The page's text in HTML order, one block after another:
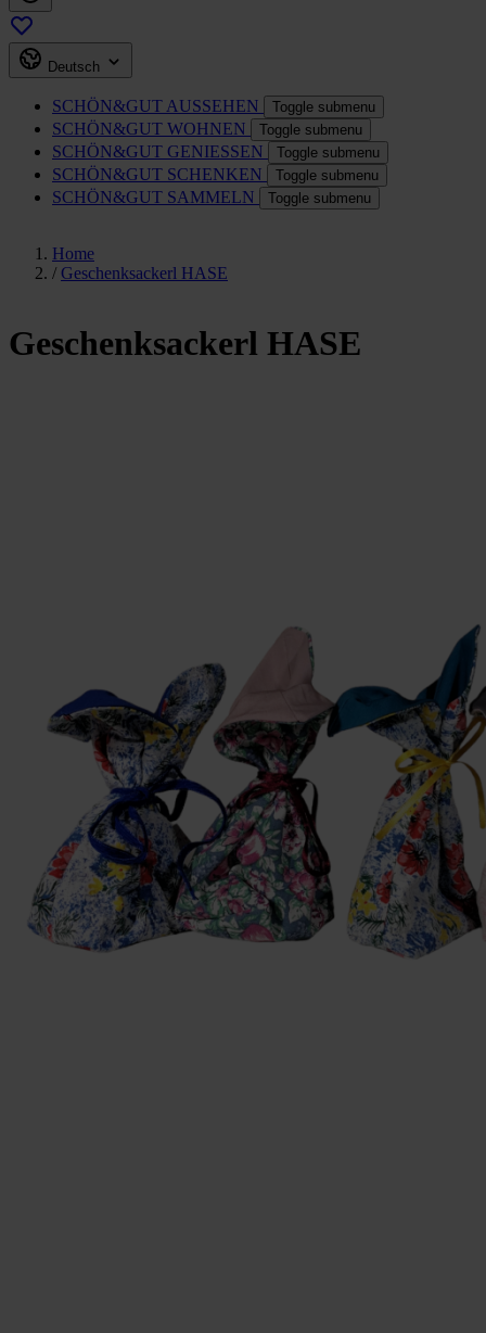
Deutsch
SCHÖN&GUT AUSSEHEN Toggle submenu
SCHÖN&GUT WOHNEN Toggle submenu
SCHÖN&GUT GENIESSEN Toggle submenu
SCHÖN&GUT SCHENKEN Toggle submenu
SCHÖN&GUT SAMMELN Toggle submenu
Home
/ Geschenksackerl HASE
Geschenksackerl HASE